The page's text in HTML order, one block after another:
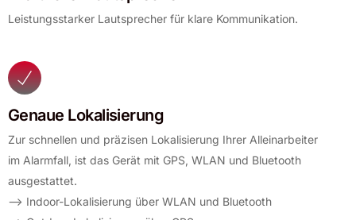
Leistungsstarker Lautsprecher für klare Kommunikation.
Genaue Lokalisierung
Zur schnellen und präzisen Lokalisierung Ihrer Alleinarbeiter
im Alarmfall, ist das Gerät mit GPS, WLAN und Bluetooth
ausgestattet.
–> Indoor-Lokalisierung über WLAN und Bluetooth